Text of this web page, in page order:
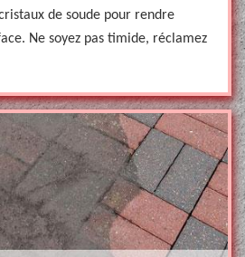
de soude pour rendre
Ne soyez pas timide, réclamez